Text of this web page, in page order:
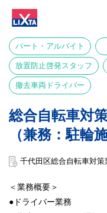
パート・アルバイト
放置防止啓発スタッフ
撤去車両ドライバー
総合自転車対
（兼務：駐輪
千代田区総合自転車対策
＜業務概要＞
●ドライバー業務